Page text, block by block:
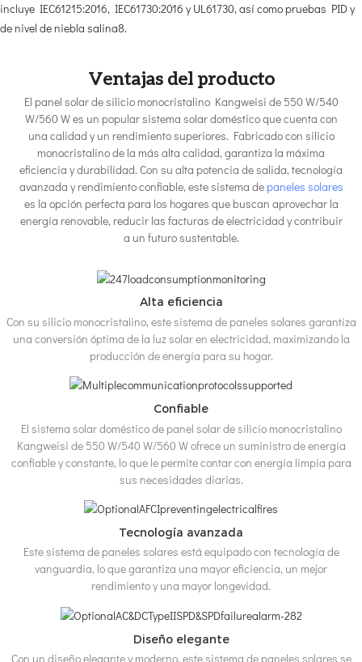
incluye IEC61215:2016, IEC61730:2016 y UL61730, así como pruebas PID y
de nivel de niebla salina8.
Ventajas del producto
El panel solar de silicio monocristalino Kangweisi de 550 W/540
W/560 W es un popular sistema solar doméstico que cuenta con
una calidad y un rendimiento superiores. Fabricado con silicio
monocristalino de la más alta calidad, garantiza la máxima
eficiencia y durabilidad. Con su alta potencia de salida, tecnología
avanzada y rendimiento confiable, este sistema depaneles solares
es la opción perfecta para los hogares que buscan aprovechar la
energía renovable, reducir las facturas de electricidad y contribuir
a un futuro sustentable.
Alta eficiencia
Con su silicio monocristalino, este sistema de paneles solares garantiza
una conversión óptima de la luz solar en electricidad, maximizando la
producción de energía para su hogar.
Confiable
El sistema solar doméstico de panel solar de silicio monocristalino
Kangweisi de 550 W/540 W/560 W ofrece un suministro de energía
confiable y constante, lo que le permite contar con energía limpia para
sus necesidades diarias.
Tecnología avanzada
Este sistema de paneles solares está equipado con tecnología de
vanguardia, lo que garantiza una mayor eficiencia, un mejor
rendimiento y una mayor longevidad.
Diseño elegante
Con un diseño elegante y moderno, este sistema de paneles solares se